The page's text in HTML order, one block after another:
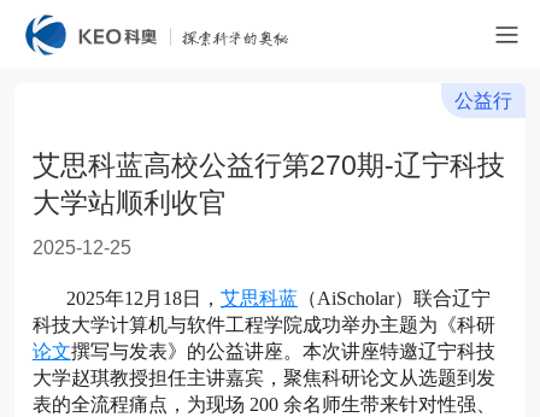
艾思科蓝高校公益行第270期-辽宁科技
大学站顺利收官
2025-12-25
公益行
2025年12月18日， 艾思科蓝（AiScholar）联合辽宁
科技大学计算机与软件工程学院成功举办主题为《科研
论文撰写与发表》的公益讲座。本次讲座特邀辽宁科技
大学赵琪教授担任主讲嘉宾，聚焦科研论文从选题到发
表的全流程痛点，为现场 200 余名师生带来针对性强、